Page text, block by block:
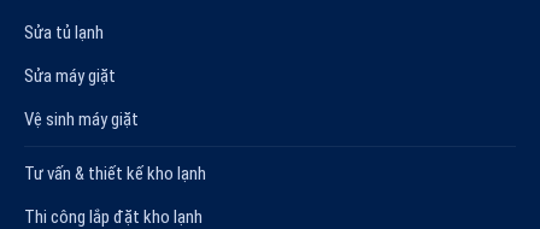
Sửa tủ lạnh
Sửa máy giặt
Vệ sinh máy giặt
Tư vấn & thiết kế kho lạnh
Thi công lắp đặt kho lạnh